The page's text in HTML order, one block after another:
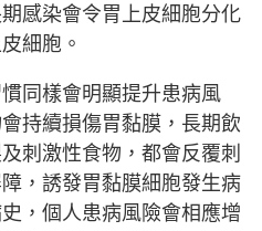
感染會令胃上皮細胞分化
細胞。
同樣會明顯提升患病風
持續損傷胃黏膜，長期飲
刺激性食物，都會反覆刺
，誘發胃黏膜細胞發生病
，個人患病風險會相應增